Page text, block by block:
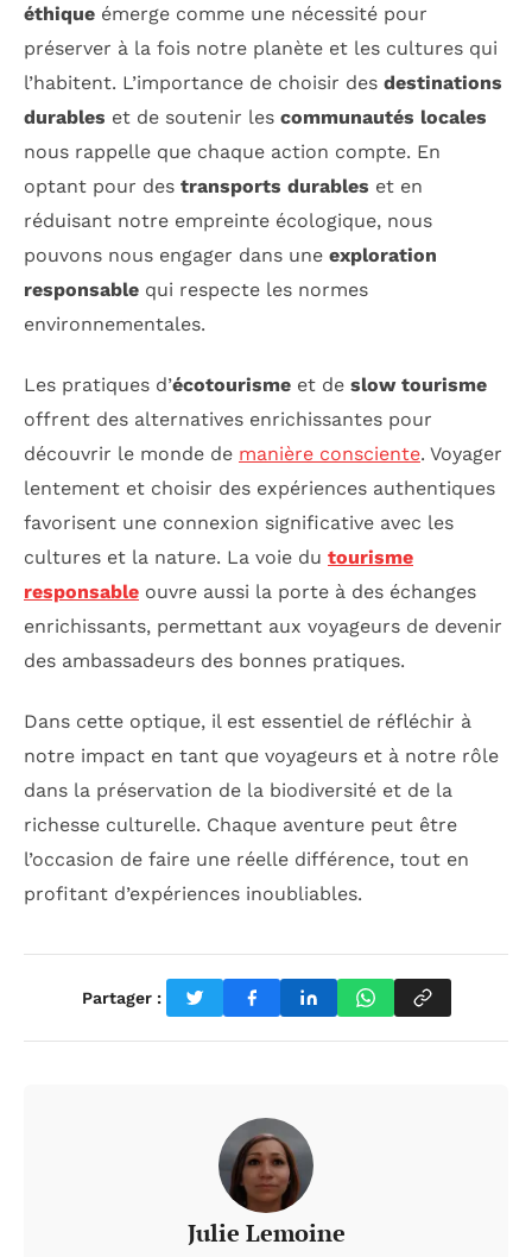
éthique émerge comme une nécessité pour
préserver à la fois notre planète et les cultures qui
l’habitent. L’importance de choisir des destinations
durables et de soutenir les communautés locales
nous rappelle que chaque action compte. En
optant pour des transports durables et en
réduisant notre empreinte écologique, nous
pouvons nous engager dans une exploration
responsable qui respecte les normes
environnementales.
Les pratiques d’écotourisme et de slow tourisme
offrent des alternatives enrichissantes pour
découvrir le monde de manière consciente. Voyager
lentement et choisir des expériences authentiques
favorisent une connexion significative avec les
cultures et la nature. La voie du tourisme
responsable ouvre aussi la porte à des échanges
enrichissants, permettant aux voyageurs de devenir
des ambassadeurs des bonnes pratiques.
Dans cette optique, il est essentiel de réfléchir à
notre impact en tant que voyageurs et à notre rôle
dans la préservation de la biodiversité et de la
richesse culturelle. Chaque aventure peut être
l’occasion de faire une réelle différence, tout en
profitant d’expériences inoubliables.
Partager :
Julie Lemoine